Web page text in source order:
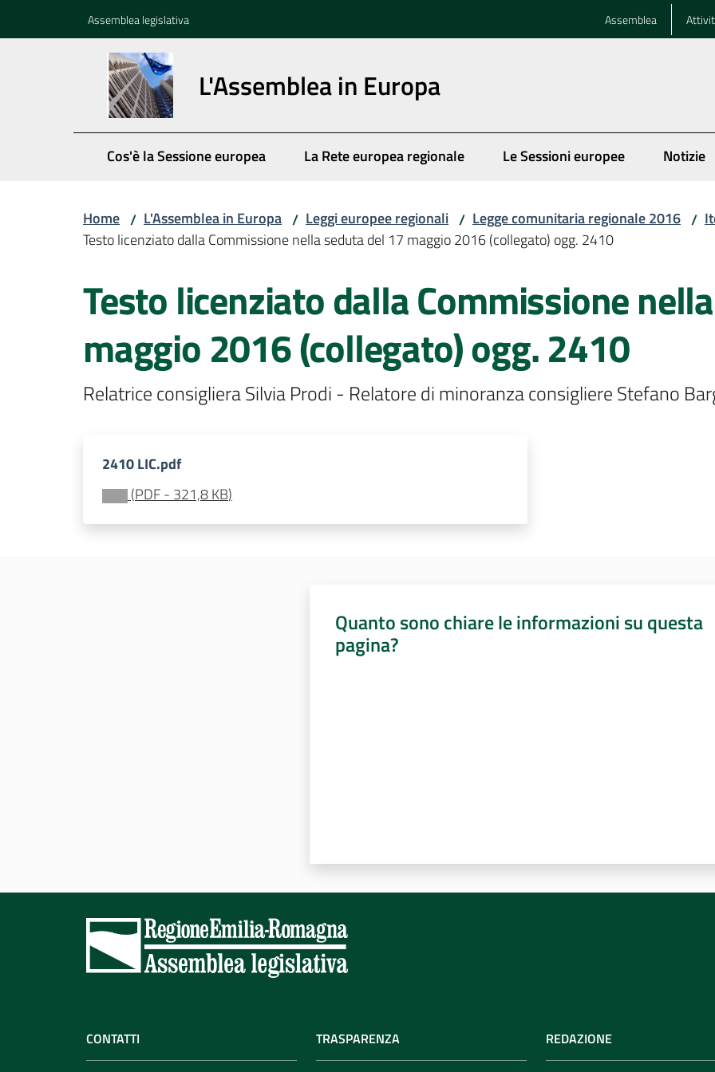
Assemblea legislativa Assemblea
L'Assemblea in Europa
Cos'è la Sessione europea La Rete europea regionale Le Sessioni europee Notizie
Home / L'Assemblea in Europa / Leggi europee regionali / Legge comunitaria regionale 2016 /
Testo licenziato dalla Commissione nella seduta del 17 maggio 2016 (collegato) ogg. 2410
Testo licenziato dalla Commissione
maggio 2016 (collegato) ogg. 2410
Relatrice consigliera Silvia Prodi - Relatore di minoranza consigliere Stefano
2410 LIC.pdf
(PDF- 321,8 KB)
Quanto sono chiare le informazioni su questa
pagina?
CONTATTI TRASPARENZA REDAZIONE